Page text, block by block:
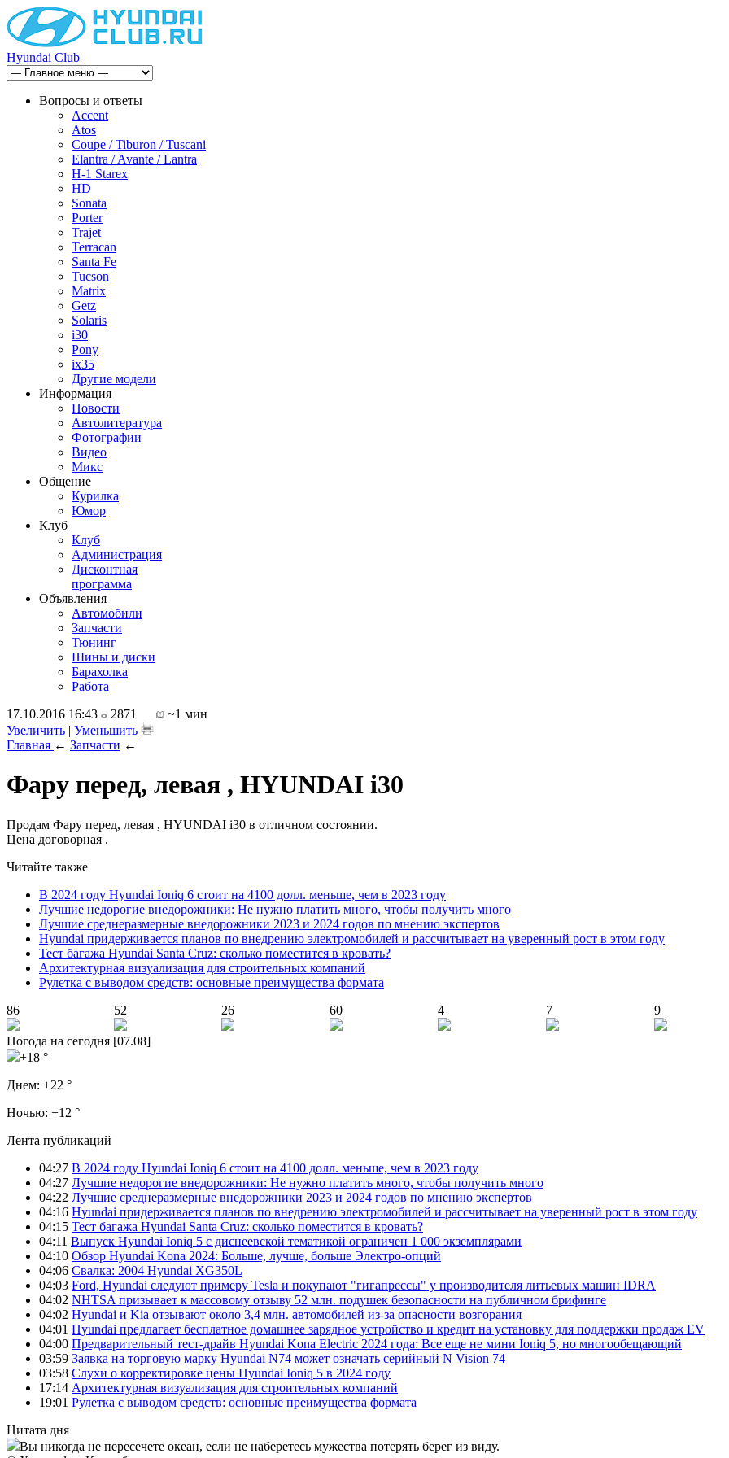
Hyundai Club
Вопросы и ответы
Accent
Atos
Coupe / Tiburon / Tuscani
Elantra / Avante / Lantra
H-1 Starex
HD
Sonata
Porter
Trajet
Terracan
Santa Fe
Tucson
Matrix
Getz
Solaris
i30
Pony
ix35
Другие модели
Информация
Новости
Автолитература
Фотографии
Видео
Микс
Общение
Курилка
Юмор
Клуб
Клуб
Администрация
Дисконтная
программа
Объявления
Автомобили
Запчасти
Тюнинг
Шины и диски
Барахолка
Работа
17.10.2016 16:43
2871
~1 мин
Увеличить | Уменьшить
Главная ← Запчасти ←
Фару перед, левая , HYUNDAI i30
Продам Фару перед, левая , HYUNDAI i30 в отличном состоянии.
Цена договорная .
Читайте также
В 2024 году Hyundai Ioniq 6 стоит на 4100 долл. меньше, чем в 2023 году
Лучшие недорогие внедорожники: Не нужно платить много, чтобы получить много
Лучшие среднеразмерные внедорожники 2023 и 2024 годов по мнению экспертов
Hyundai придерживается планов по внедрению электромобилей и рассчитывает на уверенный рост в этом году
Тест багажа Hyundai Santa Cruz: сколько поместится в кровать?
Архитектурная визуализация для строительных компаний
Рулетка с выводом средств: основные преимущества формата
86
52 26 60 4 7 9
Погода на сегодня [07.08]
+18 °
Днем: +22 °
Ночью: +12 °
Лента публикаций
04:27 В 2024 году Hyundai Ioniq 6 стоит на 4100 долл. меньше, чем в 2023 году
04:27 Лучшие недорогие внедорожники: Не нужно платить много, чтобы получить много
04:22 Лучшие среднеразмерные внедорожники 2023 и 2024 годов по мнению экспертов
04:16 Hyundai придерживается планов по внедрению электромобилей и рассчитывает на уверенный рост в этом году
04:15 Тест багажа Hyundai Santa Cruz: сколько поместится в кровать?
04:11 Выпуск Hyundai Ioniq 5 с диснеевской тематикой ограничен 1 000 экземплярами
04:10 Обзор Hyundai Kona 2024: Больше, лучше, больше Электро-опций
04:06 Свалка: 2004 Hyundai XG350L
04:03 Ford, Hyundai следуют примеру Tesla и покупают "гигапрессы" у производителя литьевых машин IDRA
04:02 NHTSA призывает к массовому отзыву 52 млн. подушек безопасности на публичном брифинге
04:02 Hyundai и Kia отзывают около 3,4 млн. автомобилей из-за опасности возгорания
04:01 Hyundai предлагает бесплатное домашнее зарядное устройство и кредит на установку для поддержки продаж EV
04:00 Предварительный тест-драйв Hyundai Kona Electric 2024 года: Все еще не мини Ioniq 5, но многообещающий
03:59 Заявка на торговую марку Hyundai N74 может означать серийный N Vision 74
03:58 Слухи о корректировке цены Hyundai Ioniq 5 в 2024 году
17:14 Архитектурная визуализация для строительных компаний
19:01 Рулетка с выводом средств: основные преимущества формата
Цитата дня
Вы никогда не пересечете океан, если не наберетесь мужества потерять берег из виду.